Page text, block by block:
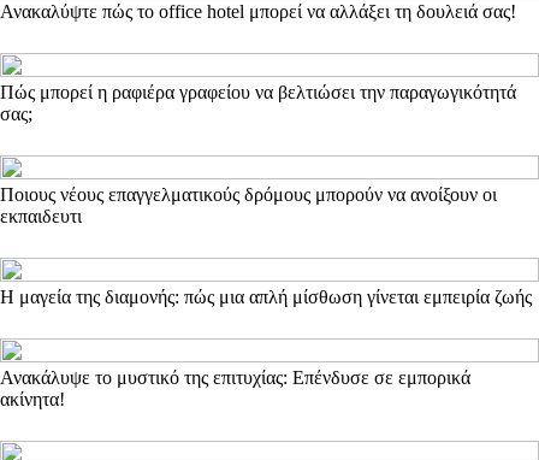
Ανακαλύψτε πώς το office hotel μπορεί να αλλάξει τη δουλειά σας!
Πώς μπορεί η ραφιέρα γραφείου να βελτιώσει την παραγωγικότητά
σας;
Ποιους νέους επαγγελματικούς δρόμους μπορούν να ανοίξουν οι
εκπαιδευτι
Η μαγεία της διαμονής: πώς μια απλή μίσθωση γίνεται εμπειρία ζωής
Ανακάλυψε το μυστικό της επιτυχίας: Επένδυσε σε εμπορικά
ακίνητα!